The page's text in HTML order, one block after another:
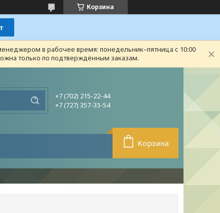
Корзина
в рабочее время: понедельник–пятница с 10:00
только по подтверждённым заказам.
+7 (702) 215-22-44
+7 (727) 357-33-54
Корзина